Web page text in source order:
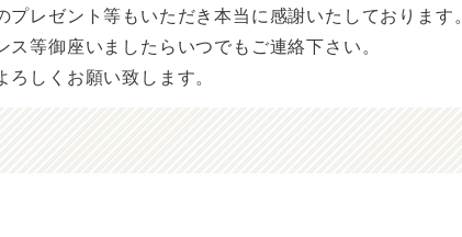
レゼント等もいただき本当に感謝いたしております。
等御座いましたらいつでもご連絡下さい。
しくお願い致します。